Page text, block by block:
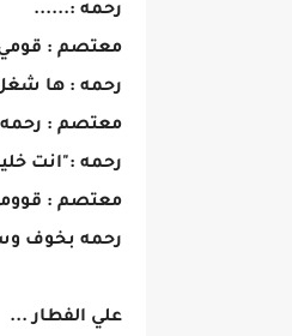
رحمه :......
معتصم : قومي
رحمه : ها
معتصم : رحمه
رحمه :"انت
معتصم :
رحمه بخوف
علي الفطار ...